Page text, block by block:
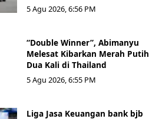
5 Agu 2026, 6:56 PM
“Double Winner”, Abimanyu
Melesat Kibarkan Merah Putih
Dua Kali di Thailand
5 Agu 2026, 6:55 PM
Liga Jasa Keuangan bank bjb